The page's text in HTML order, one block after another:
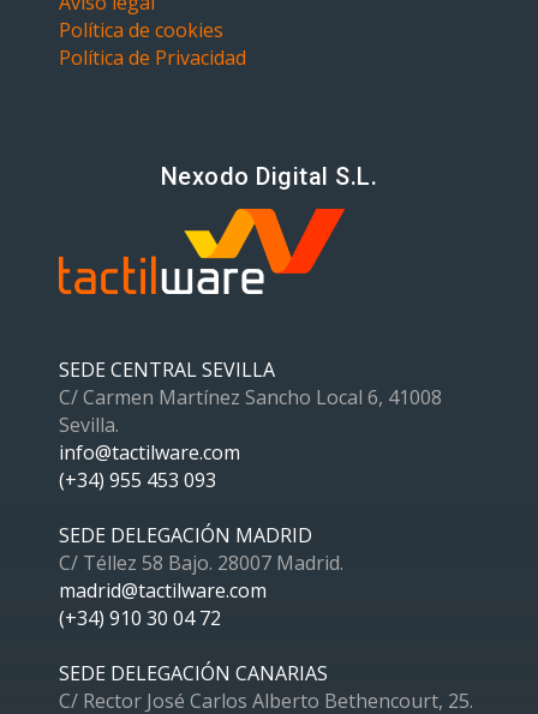
Política de cookies
Política de Privacidad
Nexodo Digital S.L.
SEDE CENTRAL SEVILLA
C/ Carmen Martínez Sancho Local 6, 41008
Sevilla.
info@tactilware.com
(+34) 955 453 093
SEDE DELEGACIÓN MADRID
C/ Téllez 58 Bajo. 28007 Madrid.
madrid@tactilware.com
(+34) 910 30 04 72
SEDE DELEGACIÓN CANARIAS
C/ Rector José Carlos Alberto Bethencourt, 25.